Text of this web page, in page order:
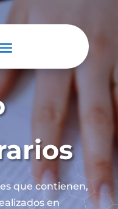
que contienen,
en